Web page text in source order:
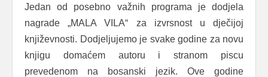
Jedan od posebno važnih programa je dodjela
nagrade „MALA VILA“ za izvrsnost u dječijoj
književnosti. Dodjeljujemo je svake godine za novu
knjigu domaćem autoru i stranom piscu
prevedenom na bosanski jezik. Ove godine